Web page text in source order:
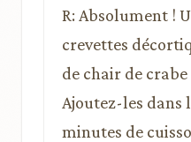
R: Absolument !
crevettes
de chair de
Ajoutez-les dans
minutes de